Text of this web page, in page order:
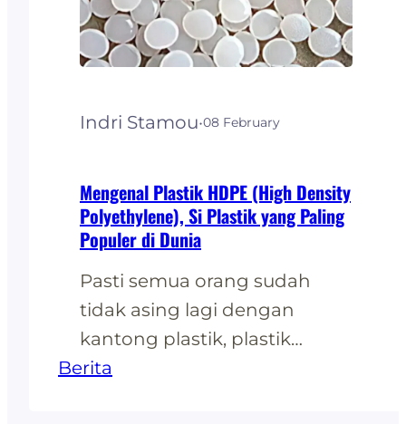
plastik dipilih karena
karakteristiknya yang mudah
dirawat serta…
Indri Stamou·08 February
Mengenal Plastik HDPE (High Density
Polyethylene), Si Plastik yang Paling
Populer di Dunia
Pasti semua orang sudah
tidak asing lagi dengan
kantong plastik, plastik
lembaran, wadah makanan,
Berita